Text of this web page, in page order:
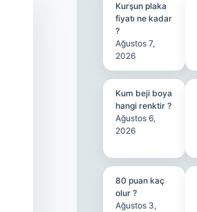
Kurşun plaka
fiyatı ne kadar
?
Ağustos 7,
2026
Kum beji boya
hangi renktir ?
Ağustos 6,
2026
80 puan kaç
olur ?
Ağustos 3,